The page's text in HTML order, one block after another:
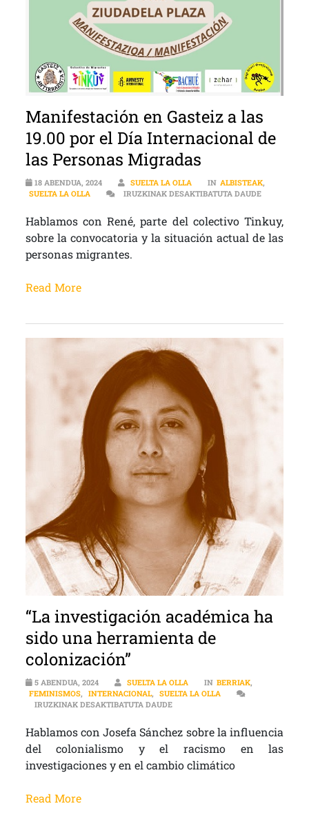
Manifestación en Gasteiz a las
19.00 por el Día Internacional de
las Personas Migradas
18 ABENDUA, 2024 SUELTA LA OLLA IN ALBISTEAK,
SUELTA LA OLLA
IRUZKINAK DESAKTIBATUTA DAUDE
Hablamos con René, parte del colectivo Tinkuy,
sobre la convocatoria y la situación actual de las
personas migrantes.
Read More
“La investigación académica ha
sido una herramienta de
colonización”
5 ABENDUA, 2024 SUELTA LA OLLA IN BERRIAK,
FEMINISMOS, INTERNACIONAL, SUELTA LA OLLA
IRUZKINAK DESAKTIBATUTA DAUDE“LA INVESTIGACIÓN ACADÉMICA
Hablamos con Josefa Sánchez sobre la influencia
del colonialismo y el racismo en las
investigaciones y en el cambio climático
Read More